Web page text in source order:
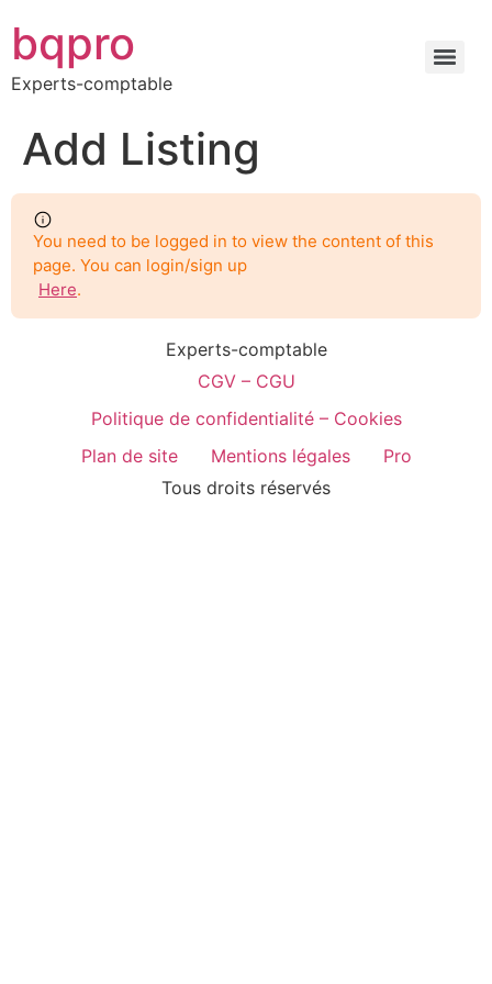
bqpro
Experts-comptable
Add Listing
You need to be logged in to view the content of this
page. You can login/sign up
Here.
Experts-comptable
CGV – CGU
Politique de confidentialité – Cookies
Plan de site
Mentions légales
Pro
Tous droits réservés